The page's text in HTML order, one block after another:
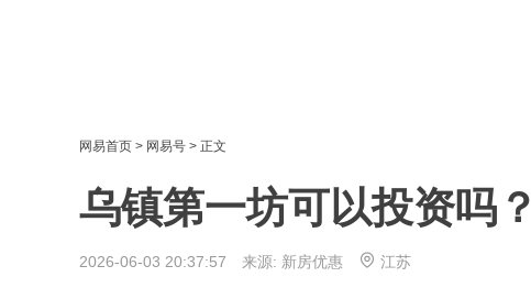
网易首页 > 网易号 > 正文
乌镇第一坊可以投资吗？
2026-06-03 20:37:57 来源: 新房优惠 江苏